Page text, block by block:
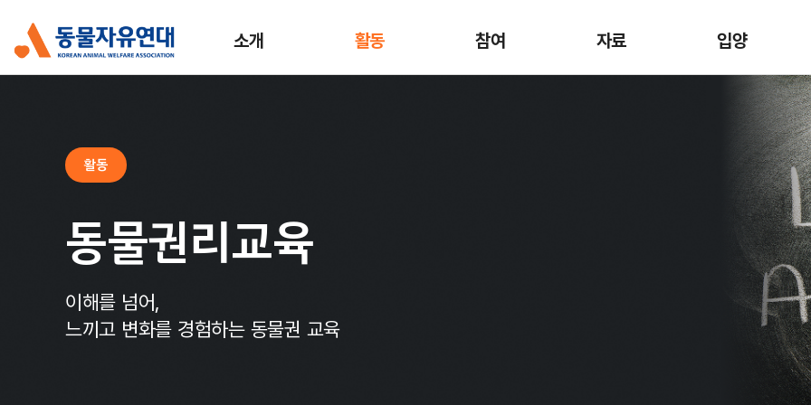
소개 활동 참여 자료 입양
활동
동물권리교육
이해를 넘어,
느끼고 변화를 경험하는 동물권 교육